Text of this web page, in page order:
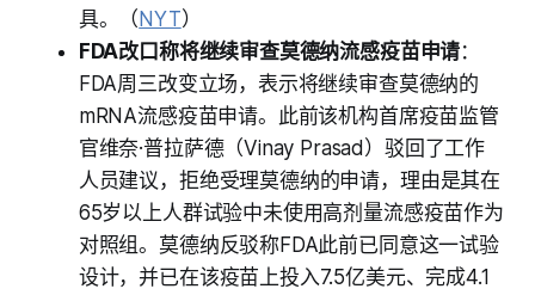
具。（NYT）
FDA改口称将继续审查莫德纳流感疫苗申请：
FDA周三改变立场，表示将继续审查莫德纳的
mRNA流感疫苗申请。此前该机构首席疫苗监管
官维奈·普拉萨德（Vinay Prasad）驳回了工作
人员建议，拒绝受理莫德纳的申请，理由是其在
65岁以上人群试验中未使用高剂量流感疫苗作为
对照组。莫德纳反驳称FDA此前已同意这一试验
设计，并已在该疫苗上投入7.5亿美元、完成4.1